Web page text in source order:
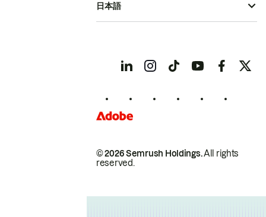
© 2026 Semrush Holdings.All rights
reserved.
日本語